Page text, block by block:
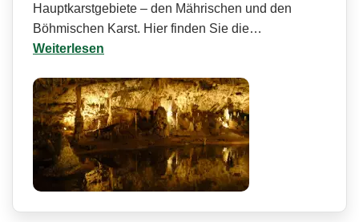
Hauptkarstgebiete – den Mährischen und den
Böhmischen Karst. Hier finden Sie die…
Weiterlesen